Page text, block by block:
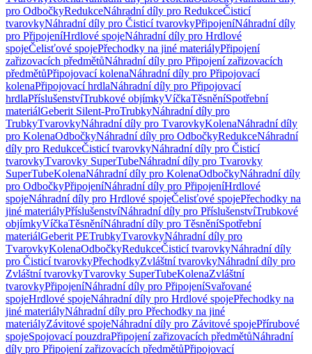
pro OdbočkyRedukceNáhradní díly pro RedukceČisticí
tvarovkyNáhradní díly pro Čisticí tvarovkyPřipojeníNáhradní díly
pro PřipojeníHrdlové spojeNáhradní díly pro Hrdlové
spojeČelisťové spojePřechodky na jiné materiályPřipojení
zařizovacích předmětůNáhradní díly pro Připojení zařizovacích
předmětůPřipojovací kolenaNáhradní díly pro Připojovací
kolenaPřipojovací hrdlaNáhradní díly pro Připojovací
hrdlaPříslušenstvíTrubkové objímkyVíčkaTěsněníSpotřební
materiálGeberit Silent-ProTrubkyNáhradní díly pro
TrubkyTvarovkyNáhradní díly pro TvarovkyKolenaNáhradní díly
pro KolenaOdbočkyNáhradní díly pro OdbočkyRedukceNáhradní
díly pro RedukceČisticí tvarovkyNáhradní díly pro Čisticí
tvarovkyTvarovky SuperTubeNáhradní díly pro Tvarovky
SuperTubeKolenaNáhradní díly pro KolenaOdbočkyNáhradní díly
pro OdbočkyPřipojeníNáhradní díly pro PřipojeníHrdlové
spojeNáhradní díly pro Hrdlové spojeČelisťové spojePřechodky na
jiné materiályPříslušenstvíNáhradní díly pro PříslušenstvíTrubkové
objímkyVíčkaTěsněníNáhradní díly pro TěsněníSpotřební
materiálGeberit PETrubkyTvarovkyNáhradní díly pro
TvarovkyKolenaOdbočkyRedukceČisticí tvarovkyNáhradní díly
pro Čisticí tvarovkyPřechodkyZvláštní tvarovkyNáhradní díly pro
Zvláštní tvarovkyTvarovky SuperTubeKolenaZvláštní
tvarovkyPřipojeníNáhradní díly pro PřipojeníSvařované
spojeHrdlové spojeNáhradní díly pro Hrdlové spojePřechodky na
jiné materiályNáhradní díly pro Přechodky na jiné
materiályZávitové spojeNáhradní díly pro Závitové spojePřírubové
spojeSpojovací pouzdraPřipojení zařizovacích předmětůNáhradní
díly pro Připojení zařizovacích předmětůPřipojovací